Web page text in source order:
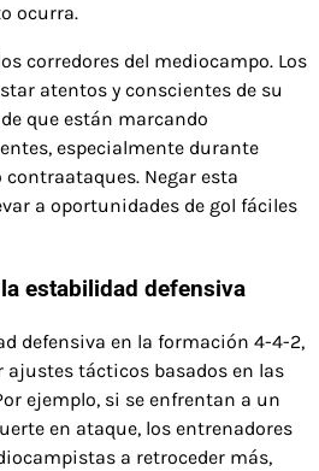
ocurra.
corredores del mediocampo. Los
atentos y conscientes de su
que están marcando
especialmente durante
Negar esta
a oportunidades de gol fáciles
estabilidad defensiva
defensiva en la formación 4-4-2,
ajustes tácticos basados en las
ejemplo, si se enfrentan a un
en ataque, los entrenadores
a retroceder más,